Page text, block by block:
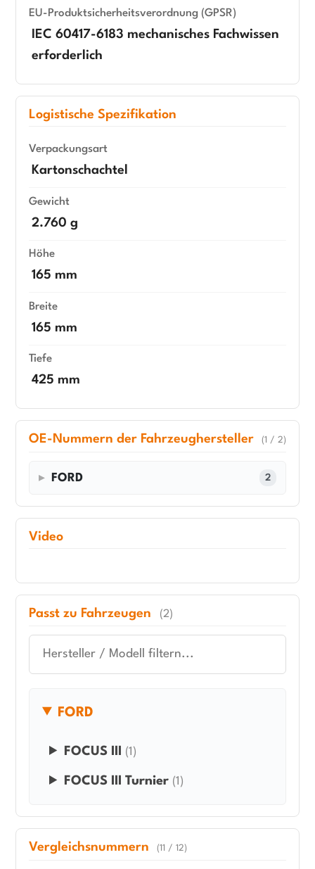
EU-Produktsicherheitsverordnung (GPSR)
IEC 60417-6183 mechanisches Fachwissen
erforderlich
Logistische Spezifikation
Verpackungsart
Kartonschachtel
Gewicht
2.760 g
Höhe
165 mm
Breite
165 mm
Tiefe
425 mm
OE-Nummern der Fahrzeughersteller (1 / 2)
FORD 2
Video
Passt zu Fahrzeugen (2)
FORD
FOCUS III (1)
FOCUS III Turnier (1)
Vergleichsnummern (11 / 12)